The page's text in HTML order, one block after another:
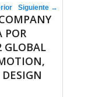
de artículos
Siguiente →
POR
GLOBAL